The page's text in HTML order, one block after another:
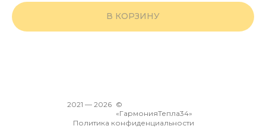
В КОРЗИНУ
Политика конфиденциальности
©
«ГармонияТепла34»
2026
2021 —